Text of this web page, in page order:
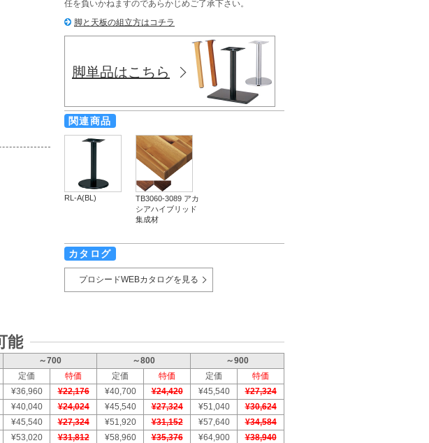
任を負いかねますのであらかじめご了承下さい。
脚と天板の組立方はコチラ
脚単品はこちら
関連商品
RL-A(BL)
TB3060-3089 アカ
シアハイブリッド
集成材
カタログ
プロシードWEBカタログを見る
能
～700 ～800
～900
定価 特価 定価 特価 定価
特価
¥36,960 ¥22,176 ¥40,700 ¥24,420 ¥45,540
¥27,324
¥40,040 ¥24,024 ¥45,540 ¥27,324 ¥51,040
¥30,624
¥45,540 ¥27,324 ¥51,920 ¥31,152 ¥57,640
¥34,584
¥53,020 ¥31,812 ¥58,960 ¥35,376 ¥64,900
¥38,940